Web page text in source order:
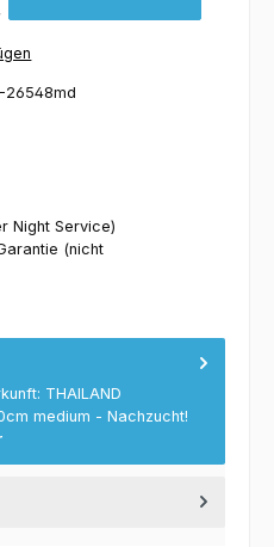
26548md
Night Service)
(nicht
THAILAND
medium - Nachzucht!